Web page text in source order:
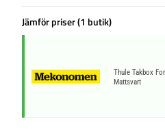
Jämför priser (1 butik)
Thule Takbox
Mattsvart